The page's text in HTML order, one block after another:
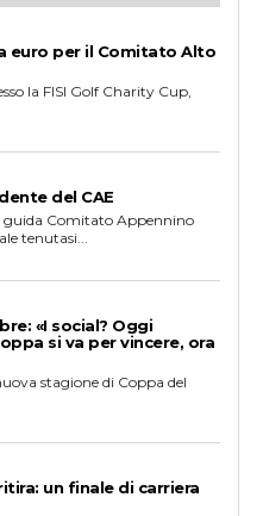
euro per il Comitato Alto
la FISI Golf Charity Cup,
del CAE
guida Comitato Appennino
tenutasi...
«I social? Oggi
si va per vincere, ora
stagione di Coppa del
un finale di carriera